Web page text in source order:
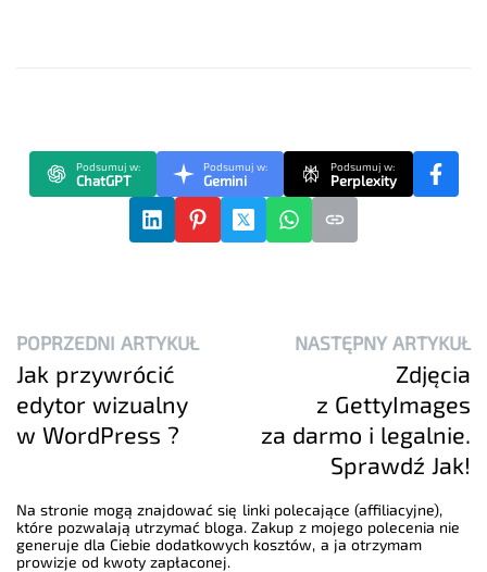
Podsumuj w:
ChatGPT
Podsumuj w:
Gemini
Podsumuj w:
Perplexity
POPRZEDNI ARTYKUŁ
Jak przywrócić
edytor wizualny
w WordPress ?
NASTĘPNY ARTYKUŁ
Zdjęcia
z GettyImages
za darmo i legalnie.
Sprawdź Jak!
Na stronie mogą znajdować się linki polecające (affiliacyjne),
które pozwalają utrzymać bloga. Zakup z mojego polecenia nie
generuje dla Ciebie dodatkowych kosztów, a ja otrzymam
prowizje od kwoty zapłaconej.